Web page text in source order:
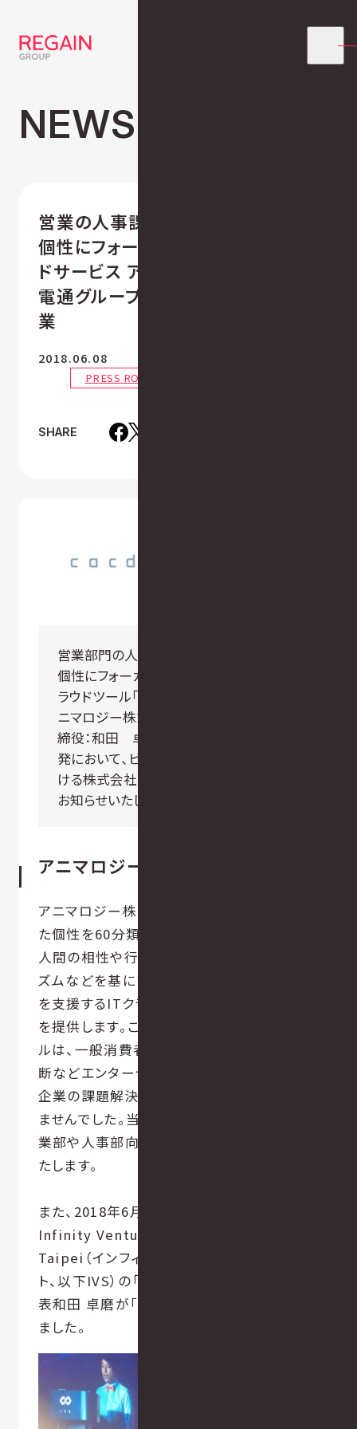
NEWS
営業の人事課題を営業パーソンの
個性にフォーカスし、解決するクラウ
ドサービス アニマロジー株式会社、
電通グループの株式会社cacdoと協
業
2018.06.08
PRESS ROOM
SHARE
営業部門の人事課題を、営業パーソンの
個性にフォーカスし解決策を導き出すITク
ラウドツール「animalogy」を提供するア
ニマロジー株式会社（東京都港区、代表取
締役：和田 卓磨）は、「animalogy」の開
発において、ビジネスデザインなどを手掛
ける株式会社cacdoと協業しましたので
お知らせいたします。
アニマロジー株式会社について
アニマロジー株式会社は、人間の生まれ持っ
た個性を60分類したデータベースを活用し、
人間の相性や行動・思考パターン、一日のリ
ズムなどを基に営業における組織課題解決
を支援するITクラウドツール「animalogy」
を提供します。これまで個性に着目したツー
ルは、一般消費者向けの相性診断や恋愛診
断などエンターテイメントコンテンツが多く、
企業の課題解決に活用されるシーンはあり
ませんでした。当社は企業向けに特化し、営
業部や人事部向け支援ツールとして提供い
たします。
また、2018年6月8日に台北で行われた
Infinity Ventures Summit 2018 Spring
Taipei（インフィニティ・ベンチャーズ・サミッ
ト、以下IVS）の「IVS LauchPad」にて当社代
表和田 卓磨が「animalogy」について登壇し
ました。